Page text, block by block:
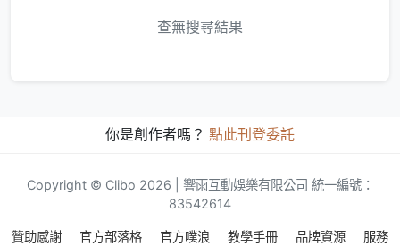
查無搜尋結果
你是創作者嗎？ 點此刊登委託
Copyright © Clibo 2026 | 響雨互動娛樂有限公司 統一編號：
83542614
贊助感謝 官方部落格 官方噗浪 教學手冊 品牌資源
服務